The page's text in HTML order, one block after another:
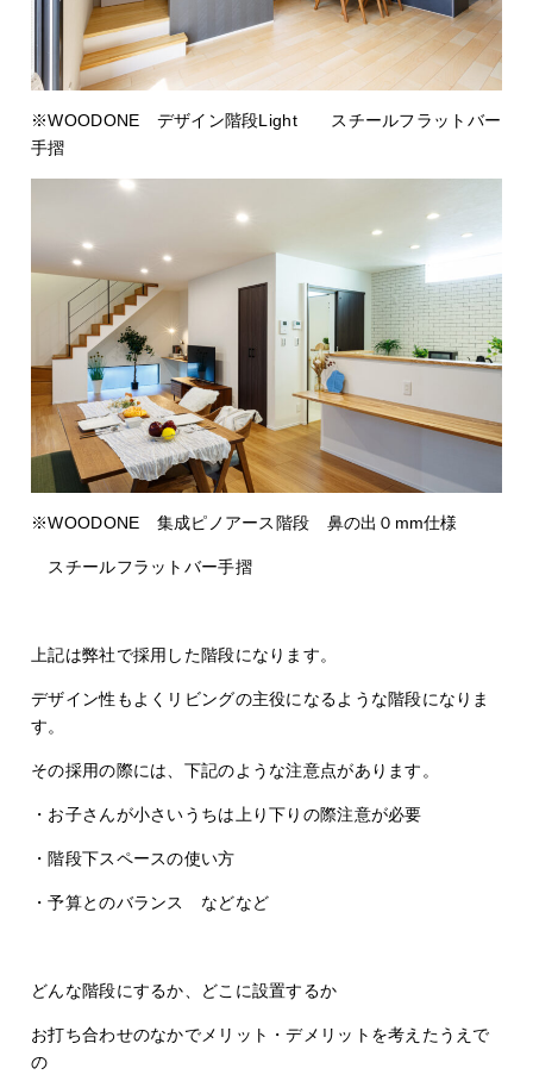
※WOODONE デザイン階段Light スチールフラットバー
手摺
※WOODONE 集成ピノアース階段 鼻の出０mm仕様
スチールフラットバー手摺
上記は弊社で採用した階段になります。
デザイン性もよくリビングの主役になるような階段になりま
す。
その採用の際には、下記のような注意点があります。
・お子さんが小さいうちは上り下りの際注意が必要
・階段下スペースの使い方
・予算とのバランス などなど
どんな階段にするか、どこに設置するか
お打ち合わせのなかでメリット・デメリットを考えたうえで
の